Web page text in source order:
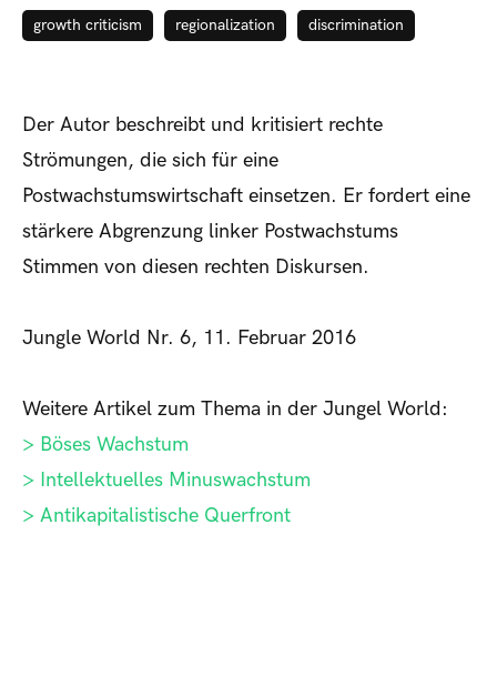
growth criticism regionalization discrimination
Der Autor beschreibt und kritisiert rechte
Strömungen, die sich für eine
Postwachstumswirtschaft einsetzen. Er fordert eine
stärkere Abgrenzung linker Postwachstums
Stimmen von diesen rechten Diskursen.
Jungle World Nr. 6, 11. Februar 2016
Weitere Artikel zum Thema in der Jungel World:
> Böses Wachstum
> Intellektuelles Minuswachstum
> Antikapitalistische Querfront